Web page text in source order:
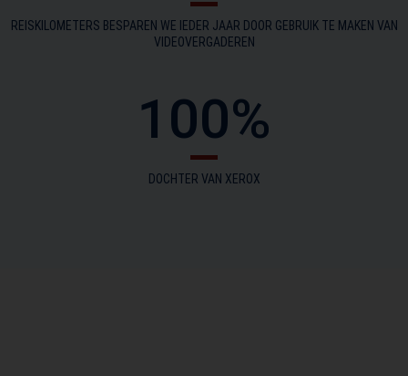
REISKILOMETERS BESPAREN WE IEDER JAAR DOOR GEBRUIK TE MAKEN VAN
VIDEOVERGADEREN
100%
DOCHTER VAN XEROX